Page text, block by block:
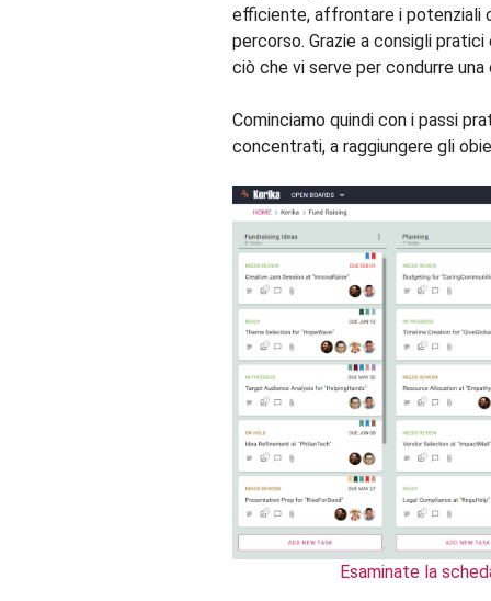
efficiente, affrontare i potenziali
percorso. Grazie a consigli
ciò che vi serve per condurre una
Cominciamo quindi con i passi
concentrati, a raggiungere gli
Esaminate la